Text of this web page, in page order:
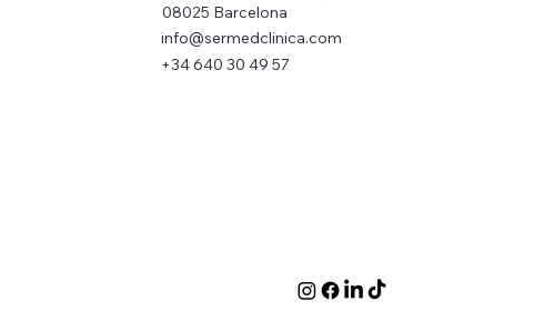
08025 Barcelona
info@sermedclinica.com
+34 640 30 49 57